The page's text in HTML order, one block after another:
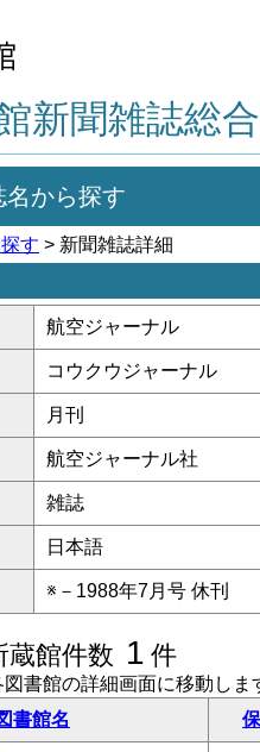
新聞雑誌総
名から探す
す > 新聞雑誌詳細
航空ジャーナル
コウクウジャーナル
月刊
航空ジャーナル社
雑誌
日本語
※－1988年7月号 休刊
蔵館件数 1 件
書館の詳細画面に移動しま
書館名